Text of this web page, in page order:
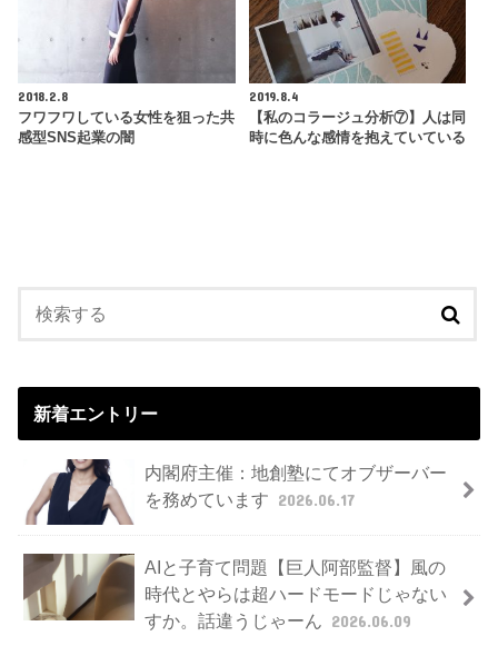
2018.2.8
フワフワしている女性を狙った共
感型SNS起業の闇
2019.8.4
【私のコラージュ分析⑦】人は同
時に色んな感情を抱えていている
新着エントリー
内閣府主催：地創塾にてオブザーバー
を務めています 2026.06.17
AIと子育て問題【巨人阿部監督】風の
時代とやらは超ハードモードじゃない
すか。話違うじゃーん 2026.06.09